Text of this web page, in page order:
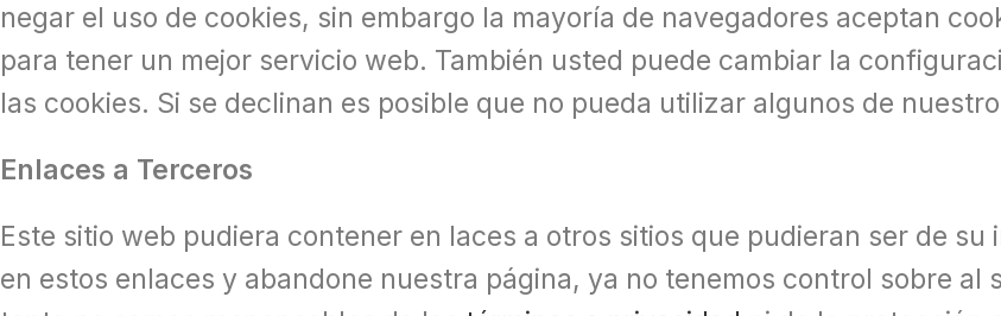
negar el uso de cookies, sin embargo la mayoría de navegadores aceptan
para tener un mejor servicio web. También usted puede cambiar la
las cookies. Si se declinan es posible que no pueda utilizar algunos de
Enlaces a Terceros
Este sitio web pudiera contener en laces a otros sitios que pudieran ser de
en estos enlaces y abandone nuestra página, ya no tenemos control sobre al